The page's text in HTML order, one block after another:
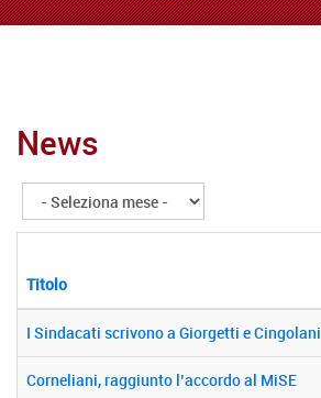
News
Titolo
I Sindacati scrivono a Giorgetti e Cingolani
Corneliani, raggiunto l’accordo al MiSE